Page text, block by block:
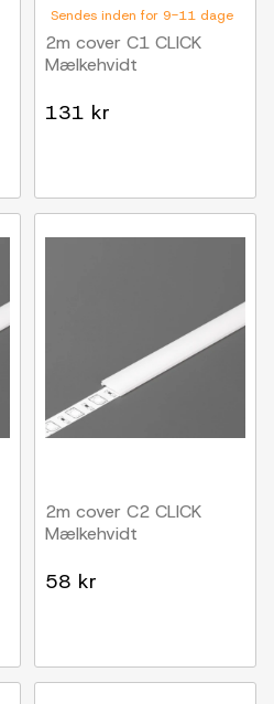
Sendes inden for 9-11 dage
2m cover C1 CLICK
Mælkehvidt
131 kr
2m cover C2 CLICK
Mælkehvidt
58 kr